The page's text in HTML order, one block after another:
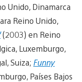
Unido, Dinamarca
Reino Unido,
(2003) en Reino
Luxemburgo,
Suiza; Funny
Países Bajos